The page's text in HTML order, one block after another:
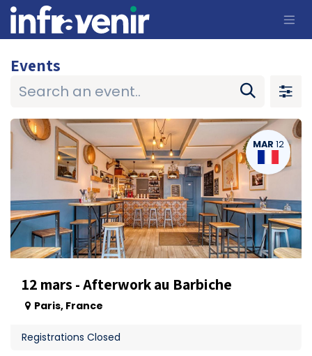
Skip to Content
Events
MAR 12
12 mars - Afterwork au Barbiche
Paris, France
Registrations Closed